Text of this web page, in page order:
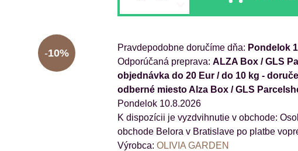
10%
Pravdepodobne doručíme dňa: Pondelok
ALZA Box / GLS
objednávka do 20 Eur / do 10 kg -
odberné miesto Alza Box / GLS
Pondelok10.8.2026
obchode Belora v Bratislave po platbe
Výrobca: OLIVIA GARDEN